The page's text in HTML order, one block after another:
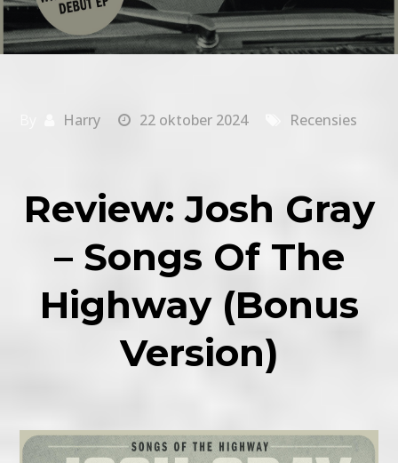
Harry 22 oktober 2024 Recensies
Review: Josh Gray
– Songs Of The
Highway (Bonus
Version)